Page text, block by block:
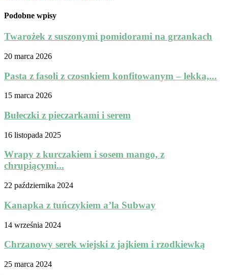
Podobne wpisy
Twarożek z suszonymi pomidorami na grzankach
20 marca 2026
Pasta z fasoli z czosnkiem konfitowanym – lekka,...
15 marca 2026
Bułeczki z pieczarkami i serem
16 listopada 2025
Wrapy z kurczakiem i sosem mango, z
chrupiącymi...
22 października 2024
Kanapka z tuńczykiem a’la Subway
14 września 2024
Chrzanowy serek wiejski z jajkiem i rzodkiewką
25 marca 2024